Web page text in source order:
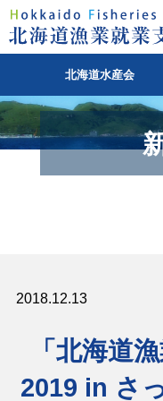
北海道水産会
2018.12.13
「北海道
2019 in さ